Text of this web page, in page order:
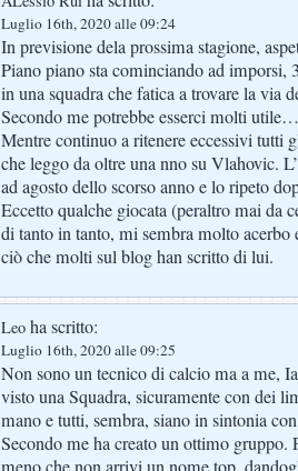
Luglio 16th, 2020 alle 09:24
In previsione dela prossima stagione,
Piano piano sta cominciando ad imporsi,
in una squadra che fatica a trovare la via
Secondo me potrebbe esserci molti utile…
Mentre continuo a ritenere eccessivi tutti
che leggo da oltre una nno su Vlahovic.
ad agosto dello scorso anno e lo ripeto
Eccetto qualche giocata (peraltro mai da
di tanto in tanto, mi sembra molto acerbo
ciò che molti sul blog han scritto di lui.
Leo ha scritto:
Luglio 16th, 2020 alle 09:25
Non sono un tecnico di calcio ma a me,
visto una Squadra, sicuramente con dei
mano e tutti, sembra, siano in sintonia
Secondo me ha creato un ottimo gruppo.